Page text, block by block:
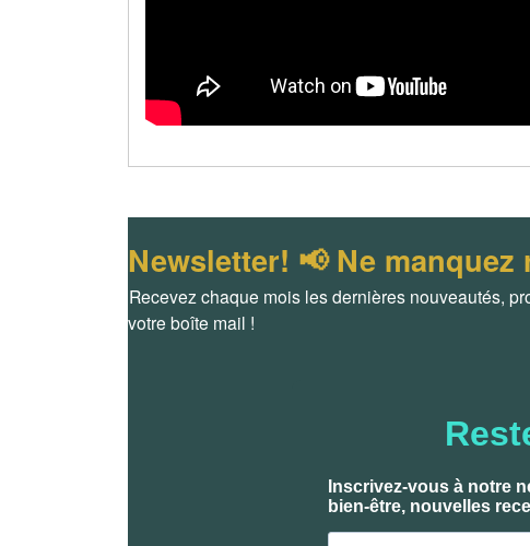
Newsletter! 📢 Ne
Recevez chaque mois les dernières nouveautés,
votre boîte mail !